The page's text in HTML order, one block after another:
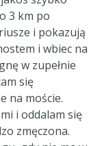
3 km po
i pokazują
i wbiec na
w zupełnie
się
na moście.
i oddalam się
zmęczona.